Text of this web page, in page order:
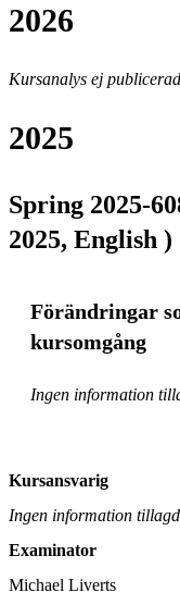
2026
Kursanalys ej publicerad
2025
Spring 2025-
2025, English )
Förändringar
kursomgång
Ingen information
Kursansvarig
Ingen information tillagd
Examinator
Michael Liverts